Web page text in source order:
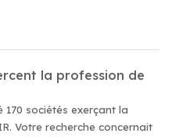
la profession de
sociétés exerçant la
Votre recherche concernait